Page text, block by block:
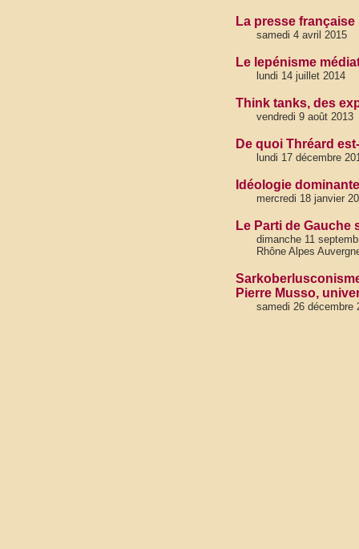
La presse
samedi 4 avril 2015
Le lepénisme
lundi 14 juillet 2014
Think tanks, des
vendredi 9 août 2013
De quoi Thréard
lundi 17 décembre
Idéologie
mercredi 18 janvier
Le Parti de
dimanche 11
Rhône Alpes
Pierre Musso,
samedi 26 décembre